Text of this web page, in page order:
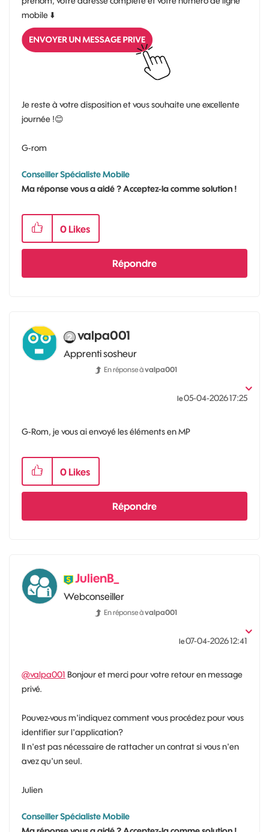
mobile ⬇️
Je reste à votre disposition et vous souhaite une excellente
journée !😊
G-rom
Conseiller Spécialiste Mobile
Ma réponse vous a aidé ? Acceptez-la comme solution !
0 Likes
Répondre
valpa001
Apprenti sosheur
En réponse àvalpa001
le‎05-04-202617:25
G-Rom, je vous ai envoyé les éléments en MP
0 Likes
Répondre
JulienB_
Webconseiller
En réponse àvalpa001
le‎07-04-202612:41
@valpa001 Bonjour et merci pour votre retour en message
privé.
Pouvez-vous m'indiquez comment vous procédez pour vous
identifier sur l'application?
Il n'est pas nécessaire de rattacher un contrat si vous n'en
avez qu'un seul.
Julien
Conseiller Spécialiste Mobile